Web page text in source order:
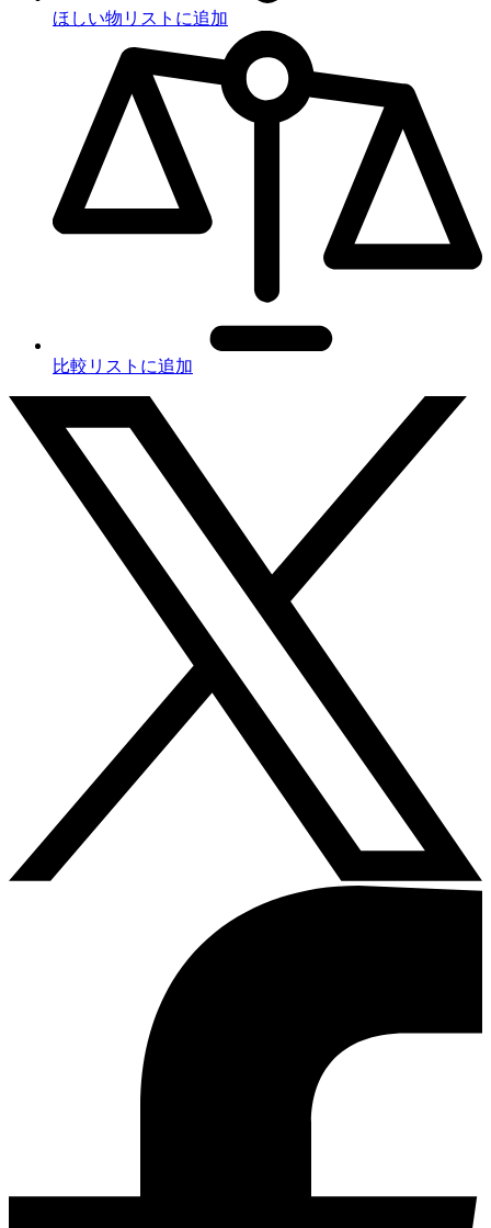
ほしい物リストに追加
比較リストに追加